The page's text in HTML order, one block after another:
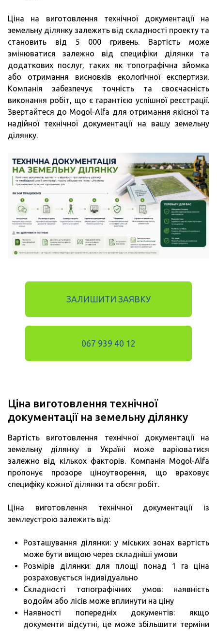
Ціна на виготовлення технічної документації на
земельну ділянку залежить від складності проекту та
становить від 5 000 гривень. Вартість може
змінюватися залежно від специфіки ділянки та
додаткових послуг, таких як топографічна зйомка
або отримання висновків екологічної експертизи.
Компанія забезпечує точність та своєчасність
виконання робіт, що є гарантією успішної реєстрації.
Звертайтеся до Mogol-Alfa для отримання якісної та
надійної технічної документації на вашу земельну
ділянку.
ЗАЛИШИТИ ЗАЯВКУ
067 939 40 12
Ціна виготовлення технічної
документації на земельну ділянку
Вартість виготовлення технічної документації на
земельну ділянку в Україні може варіюватися
залежно від кількох факторів. Компанія Mogol-Alfa
пропонує прозоре ціноутворення, що враховує
специфіку кожної ділянки та обсяг робіт.
Ціна виготовлення технічної документації із
землеустрою залежить від:
Розташування ділянки: у міських зонах вартість
може бути вищою через складніші умови
Розмірів ділянки: для площі понад 1 га ціна
розраховується індивідуально
Складності топографічних умов: наявність
водойм або лісів може вплинути на ціну
Наявності попередніх документів: якщо
документи відсутні, це може збільшити терміни